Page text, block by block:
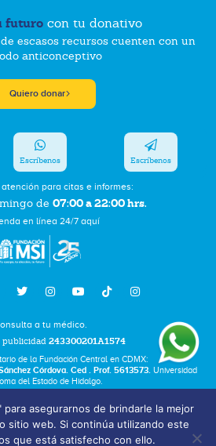
futurocon tu donativo
escasos recursos cuenten con un
anticonceptivo
Quiero donar
para citas e informes:
de 07:00 a 22:00 hrs.
en línea 24/7 aquí
Escríbenos Escríbenos
a tu médico.
publicidad 243300201A1574
de la Fundación Central en CDMX:
Córdova. Ced . Prof. 5613573. Universidad
del Estado de Hidalgo.
y Condiciones
Bolsa de Trabajo
para asegurarnos de brindarle la mejor
sitio web. Si continúa utilizando este
que está satisfecho con ello.